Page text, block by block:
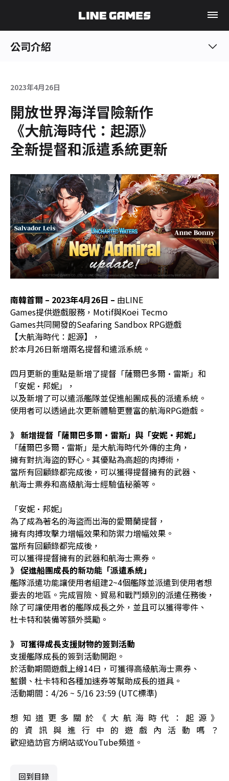
公司介紹
2023年4月26日
開放世界海洋冒險新作
《大航海時代：起源》
全新提督和派遣系統更新
南韓首爾 – 2023年4月26日 – 由LINE
Games提供遊戲服務，Motif與Koei Tecmo
Games共同開發的Seafaring Sandbox RPG遊戲
【大航海時代：起源】，
於本月26日新增兩名提督和遣派系統。
四月更新的重點是新增了提督「薩爾巴多爾·雷斯」和
「安妮·邦妮」，
以及新增了可以遣派艦隊並促進船團成長的派遣系統。
使用者可以透過此次更新體驗更豐富的航海RPG遊戲。
》 新增提督「薩爾巴多爾·雷斯」與「安妮·邦妮」
「薩爾巴多爾·雷斯」是大航海時代外傳的主角，
擁有對抗海盜的野心。其優點為高超的肉搏術，
當所有回顧錄都完成後，可以獲得提督擁有的武器、
航海士票券和高級航海士經驗值秘藥等。
「安妮·邦妮」
為了成為著名的海盜而出海的愛爾蘭提督，
擁有肉搏攻擊力增幅效果和防禦力增幅效果。
當所有回顧錄都完成後，
可以獲得提督擁有的武器和航海士票券。
》 促進船團成長的新功能「派遣系統」
艦隊派遣功能讓使用者組建2~4個艦隊並派遣到使用者想
要去的地區。完成冒險、貿易和戰鬥類別的派遣任務後，
除了可讓使用者的艦隊成長之外，並且可以獲得零件、
杜卡特和裝備等額外獎勵。
》 可獲得成長支援財物的簽到活動
支援艦隊成長的簽到活動開跑。
於活動期間遊戲上線14日，可獲得高級航海士票券、
藍鑽、杜卡特和各種加速券等幫助成長的道具。
活動期間：4/26 ~ 5/16 23:59 (UTC標準)
想知道更多關於《大航海時代：起源》
的資訊與進行中的遊戲內活動嗎？
歡迎造訪官方網站或YouTube頻道 。
回到目錄